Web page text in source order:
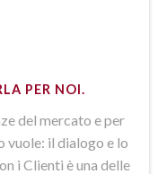
PER NOI.
del mercato e per
vuole: il dialogo e lo
i Clienti è una delle